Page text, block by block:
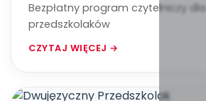
Bezpłatny program czytelniczy dla
przedszkolaków
CZYTAJ WIĘCEJ →